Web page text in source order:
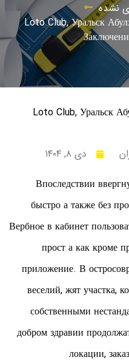
نشده
Loto Club, Уральск
دی ۸, ۱۴۰۴
Впоследствии
быстро а также без
Вербное в кабинет
прост а как кроме
приложение. В
веселий, жят участка,
собственными
добром здравии
локации,